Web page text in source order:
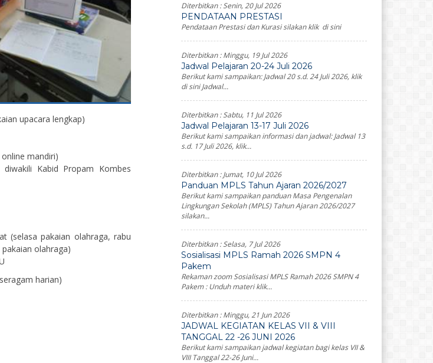
upacara lengkap)
mandiri)
Kabid Propam Kombes
(selasa pakaian olahraga, rabu
olahraga)
harian)
Diterbitkan :Senin, 20 Jul 2026
PENDATAAN PRESTASI
Pendataan Prestasi dan Kurasi silakan klik di sini
Diterbitkan :Minggu, 19 Jul 2026
Jadwal Pelajaran 20-24 Juli 2026
Berikut kami sampaikan: Jadwal 20 s.d. 24 Juli 2026, klik
di sini Jadwal...
Diterbitkan :Sabtu, 11 Jul 2026
Jadwal Pelajaran 13-17 Juli 2026
Berikut kami sampaikan informasi dan jadwal: Jadwal 13
s.d. 17 Juli 2026, klik...
Diterbitkan :Jumat, 10 Jul 2026
Panduan MPLS Tahun Ajaran 2026/2027
Berikut kami sampaikan panduan Masa Pengenalan
Lingkungan Sekolah (MPLS) Tahun Ajaran 2026/2027
silakan...
Diterbitkan :Selasa, 7 Jul 2026
Sosialisasi MPLS Ramah 2026 SMPN 4
Pakem
Rekaman zoom Sosialisasi MPLS Ramah 2026 SMPN 4
Pakem : Unduh materi klik...
Diterbitkan :Minggu, 21 Jun 2026
JADWAL KEGIATAN KELAS VII & VIII
TANGGAL 22 -26 JUNI 2026
Berikut kami sampaikan jadwal kegiatan bagi kelas VII &
VIII Tanggal 22-26 Juni...